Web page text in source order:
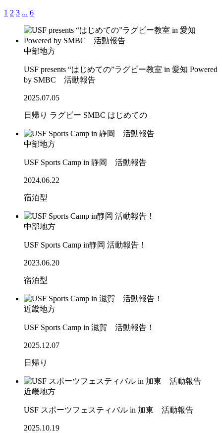
1 2 3 ... 6
中部地方
USF presents “はじめての”ラグビー教室 in 愛知 Powered
by SMBC 活動報告
2025.07.05
日帰り ラグビー SMBC はじめての
中部地方
USF Sports Camp in 静岡 活動報告
2024.06.22
宿泊型
中部地方
USF Sports Camp in静岡 活動報告！
2023.06.20
宿泊型
近畿地方
USF Sports Camp in 滋賀 活動報告！
2025.12.07
日帰り
近畿地方
USF スポーツフェスティバル in 加東 活動報告
2025.10.19